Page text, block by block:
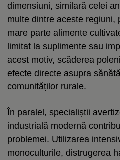
dimensiuni, similară celei
multe dintre aceste regiuni,
mare parte alimente
limitat la suplimente sau
acest motiv, scăderea
efecte directe asupra
comunităților rurale.
În paralel, specialiștii
industrială modernă
problemei. Utilizarea
monoculturile, distrugerea